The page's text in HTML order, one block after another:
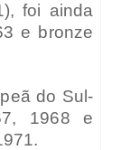
foi ainda
e bronze
do Sul-
1968 e